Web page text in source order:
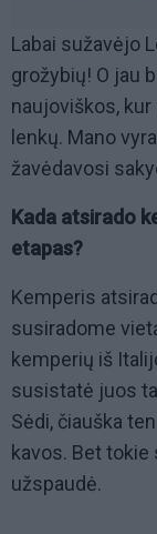
Labai sužavėjo
grožybių! O jau
naujoviškos,
lenkų. Mano
žavėdavosi
Kada atsirado
etapas?
Kemperis
susiradome
kemperių iš
susistatė juos
Sėdi, čiauška
kavos. Bet tokie
užspaudė.